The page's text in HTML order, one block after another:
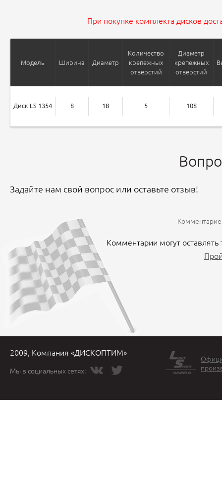
При покупке комплекта дисков
Модель Ширина Диаметр
Количество
крепежных
отверстий
Диаметр
крепежных
отверстий
Диск LS 1354 8 18 5 108
Задайте нам свой вопрос или оставьте отзыв!
Комментарии могут
2009, Компания «ДИСКОПТИМ»
Мы в социальных сетях: